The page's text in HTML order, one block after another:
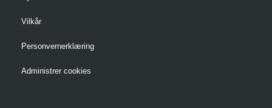
Vilkår
Personvernerklæring
Administrer cookies